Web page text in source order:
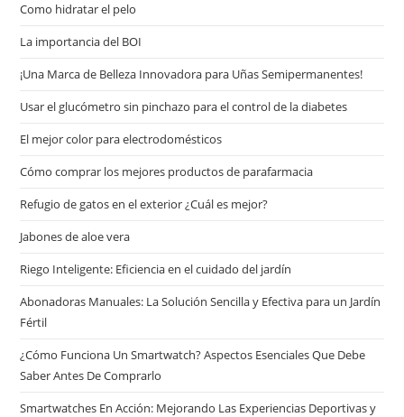
Сomo hidratar el pelo
La importancia del BOI
¡Una Marca de Belleza Innovadora para Uñas Semipermanentes!
Usar el glucómetro sin pinchazo para el control de la diabetes
El mejor color para electrodomésticos
Cómo comprar los mejores productos de parafarmacia
Refugio de gatos en el exterior ¿Cuál es mejor?
Jabones de aloe vera
Riego Inteligente: Eficiencia en el cuidado del jardín
Abonadoras Manuales: La Solución Sencilla y Efectiva para un Jardín
Fértil
¿Cómo Funciona Un Smartwatch? Aspectos Esenciales Que Debe
Saber Antes De Comprarlo
Smartwatches En Acción: Mejorando Las Experiencias Deportivas y